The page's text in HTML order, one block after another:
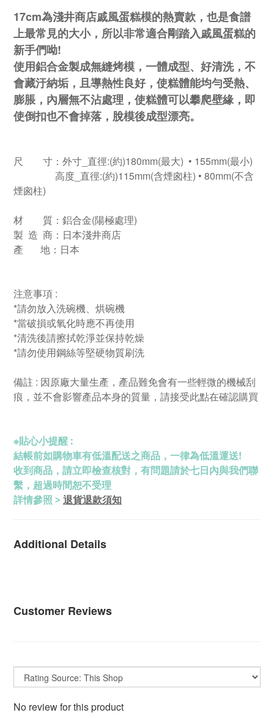
17cm為淺井商店戚風蛋糕模的熱賣款，也是食譜
上最常見的大小，所以非常適合剛踏入戚風蛋糕的
新手們呦!
使用鋁合金製成無縫烤模，一體成型、好清洗，不
會藏汙納垢，且導熱性良好，使糕體能均勻受熱、
膨脹，內層無不沾處理，使糕體可以攀爬壁緣，即
使倒扣也不會掉落，脫模後成型漂亮。
尺 寸：外寸_直徑:(約)180mm(最大) • 155mm(最小)
高度_直徑:(約)115mm(含煙囪柱) • 80mm(不含
煙囪柱)
材 質：鋁合金(陽極處理)
製 造 商：日本淺井商店
產 地：日本
注意事項 :
*請勿放入洗碗機、烘碗機
*當破損或氧化時應不再使用
*清洗後請擦拭乾淨並保持乾燥
*請勿使用鋼絲等堅硬物質刷洗
備註 : 因原廠大量生產，產品難免會有一些輕微的機械刮
痕，並不會影響產品本身的質量，請接受此點在確認購買
※貼心小提醒 :
結帳前如購物車有低溫配送之商品，一律為低溫運送!
收到商品，請立即檢查核對，有問題請於七日內與我們聯
繫，超過時間恕不受理
詳情參照 >退貨退款須知
Additional Details
Customer Reviews
No review for this product